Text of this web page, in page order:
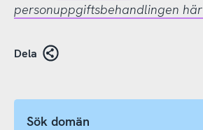
personuppgiftsbehandlingen här
Dela
Sök domän